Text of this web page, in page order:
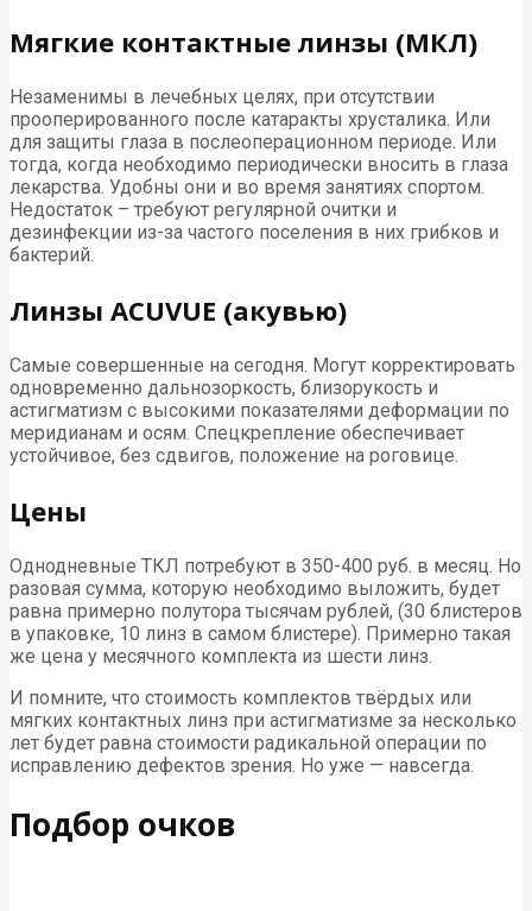
Мягкие контактные линзы (МКЛ)
Незаменимы в лечебных целях, при отсутствии
прооперированного после катаракты хрусталика. Или
для защиты глаза в послеоперационном периоде. Или
тогда, когда необходимо периодически вносить в глаза
лекарства. Удобны они и во время занятиях спортом.
Недостаток – требуют регулярной очитки и
дезинфекции из-за частого поселения в них грибков и
бактерий.
Линзы ACUVUE (акувью)
Самые совершенные на сегодня. Могут корректировать
одновременно дальнозоркость, близорукость и
астигматизм с высокими показателями деформации по
меридианам и осям. Спецкрепление обеспечивает
устойчивое, без сдвигов, положение на роговице.
Цены
Однодневные ТКЛ потребуют в 350-400 руб. в месяц. Но
разовая сумма, которую необходимо выложить, будет
равна примерно полутора тысячам рублей, (30 блистеров
в упаковке, 10 линз в самом блистере). Примерно такая
же цена у месячного комплекта из шести линз.
И помните, что стоимость комплектов твёрдых или
мягких контактных линз при астигматизме за несколько
лет будет равна стоимости радикальной операции по
исправлению дефектов зрения. Но уже — навсегда.
Подбор очков